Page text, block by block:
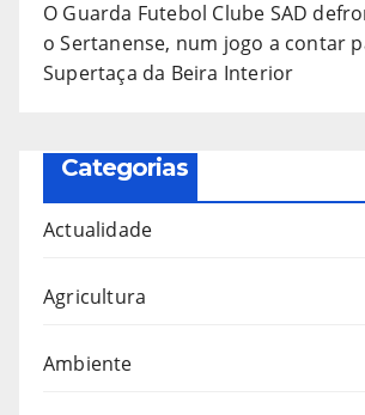
O Guarda Futebol Clube SAD
o Sertanense, num jogo a contar
Supertaça da Beira Interior
Categorias
Actualidade
Agricultura
Ambiente